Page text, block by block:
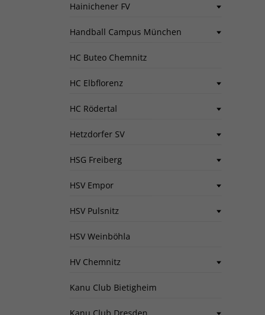
Hainichener FV
Handball Campus München
HC Buteo Chemnitz
HC Elbflorenz
HC Rödertal
Hetzdorfer SV
HSG Freiberg
HSV Empor
HSV Pulsnitz
HSV Weinböhla
HV Chemnitz
Kanu Club Bietigheim